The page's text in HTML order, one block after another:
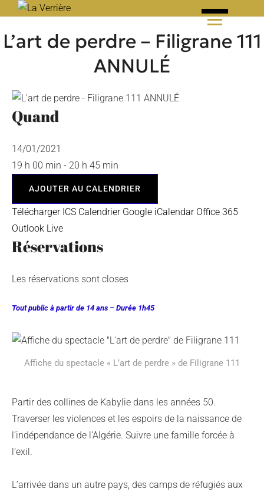
content
L’art de perdre – Filigrane 111
ANNULÉ
Quand
14/01/2021
19 h 00 min - 20 h 45 min
AJOUTER AU CALENDRIER
Télécharger ICS Calendrier Google iCalendar Office 365
Outlook Live
Réservations
Les réservations sont closes
Tout public à partir de 14 ans – Durée 1h45
Affiche du spectacle « L’art de perdre » de Filigrane 111
Partir des collines de Kabylie dans les années 50.
Traverser les violences et les espoirs de la naissance de
l’indépendance de l’Algérie. Suivre une famille forcée à
l’exil.
L’arrivée dans un autre pays, des camps de réfugiés aux